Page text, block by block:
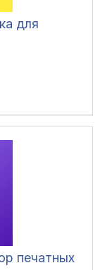
для
печатных